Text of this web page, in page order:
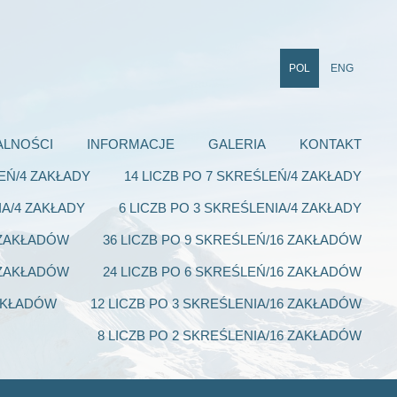
INFORMACJE GALERIA KONTAKT
4 ZAKŁADY 14 LICZB PO 7 SKREŚLEŃ/4 ZAKŁADY
4 ZAKŁADY 6 LICZB PO 3 SKREŚLENIA/4 ZAKŁADY
36 LICZB PO 9 SKREŚLEŃ/16 ZAKŁADÓW
24 LICZB PO 6 SKREŚLEŃ/16 ZAKŁADÓW
12 LICZB PO 3 SKREŚLENIA/16 ZAKŁADÓW
8 LICZB PO 2 SKREŚLENIA/16 ZAKŁADÓW
POL ENG